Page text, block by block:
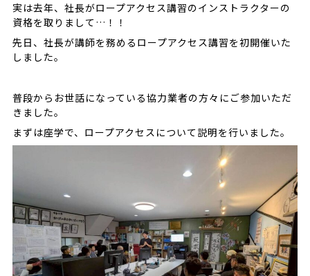
実は去年、社長がロープアクセス講習のインストラクターの
資格を取りまして…！！
先日、社長が講師を務めるロープアクセス講習を初開催いた
しました。
普段からお世話になっている協力業者の方々にご参加いただ
きました。
まずは座学で、ロープアクセスについて説明を行いました。